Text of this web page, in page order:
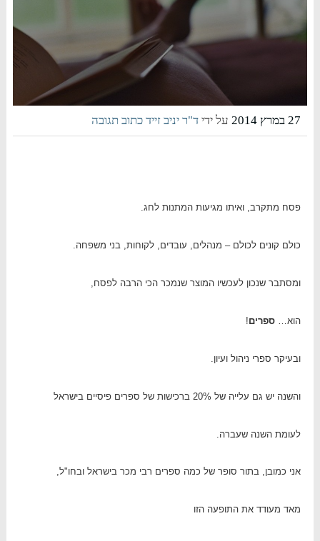
27 במרץ 2014 על ידיד"ר יניב זייד כתוב תגובה
פסח מתקרב, ואיתו מגיעות המתנות לחג.
כולם קונים לכולם – מנהלים, עובדים, לקוחות, בני משפחה.
ומסתבר שנכון לעכשיו המוצר שנמכר הכי הרבה לפסח,
הוא…ספרים!
ובעיקר ספרי ניהול ועיון.
והשנה יש גם עלייה של 20% ברכישות של ספרים פיסיים בישראל
לעומת השנה שעברה.
אני כמובן, בתור סופר של כמה ספרים רבי מכר בישראל ובחו"ל,
מאד מעודד את התופעה הזו